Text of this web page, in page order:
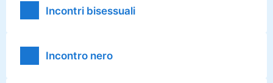
Incontri bisessuali
Incontro nero